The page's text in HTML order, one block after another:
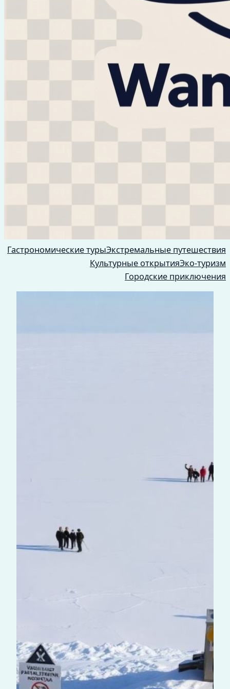
Гастрономические турыЭкстремальные путешествия
Культурные открытияЭко-туризм
Городские приключения